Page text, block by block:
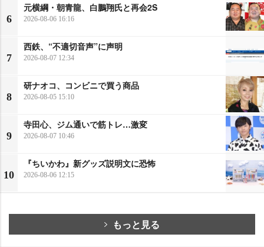
6
元横綱・朝青龍、白鵬翔氏と再会2S
2026-08-06 16:16
7
西鉄、“不適切音声”に声明
2026-08-07 12:34
8
研ナオコ、コンビニで買う商品
2026-08-05 15:10
9
寺田心、ジム通いで筋トレ…激変
2026-08-07 10:46
10
『ちいかわ』新グッズ説明文に恐怖
2026-08-06 12:15
もっと見る